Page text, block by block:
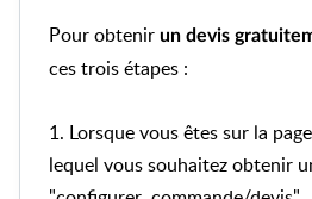
Pour obtenir un devis
ces trois étapes :
1. Lorsque vous êtes sur la
lequel vous souhaitez obtenir